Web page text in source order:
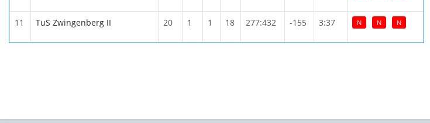
11 TuS Zwingenberg II 20 1 1 18 277:432 -155 3:37 N N N